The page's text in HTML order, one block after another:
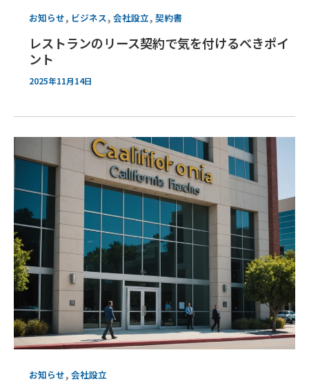
お知らせ, ビジネス, 会社設立, 契約書
レストランのリース契約で気を付けるべきポイ
ント
2025年11月14日
お知らせ, 会社設立